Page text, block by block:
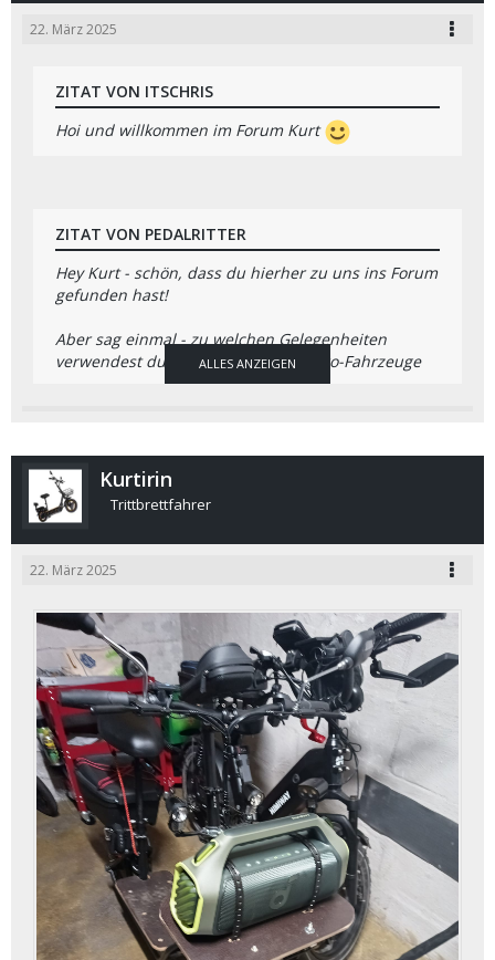
22. März 2025
ZITAT VON ITSCHRIS
Hoi und willkommen im Forum Kurt
ZITAT VON PEDALRITTER
Hey Kurt - schön, dass du hierher zu uns ins Forum
gefunden hast!
Aber sag einmal - zu welchen Gelegenheiten
verwendest du welches deiner Elektro-Fahrzeuge
fredl
ALLES ANZEIGEN
Kurtirin
Trittbrettfahrer
22. März 2025